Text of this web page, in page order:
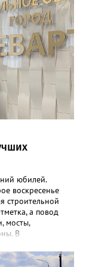
юбилей.
воскресенье
строительной
а повод
мосты,
В
строитель города